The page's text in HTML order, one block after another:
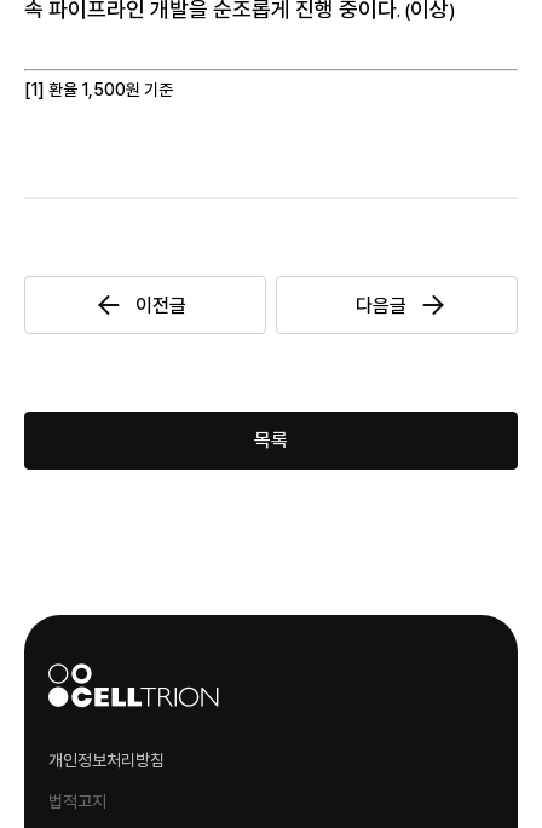
속 파이프라인 개발을 순조롭게 진행 중이다. (이상)
[1] 환율 1,500원 기준
목록
개인정보처리방침
법적고지